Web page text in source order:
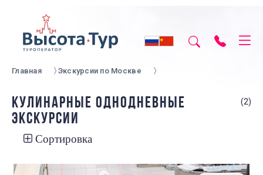
Главная Экскурсии по Москве
КУЛИНАРНЫЕ ОДНОДНЕВНЫЕ
ЭКСКУРСИИ
(2)
Сортировка